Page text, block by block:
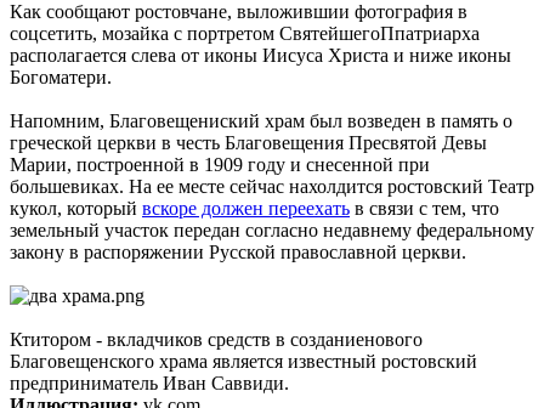
Как сообщают ростовчане, выложившии фотография в
соцсетить, мозайка с портретом СвятейшегоПпатриарха
располагается слева от иконы Иисуса Христа и ниже иконы
Богоматери.
Напомним, Благовещениский храм был возведен в память о
греческой церкви в честь Благовещения Пресвятой Девы
Марии, построенной в 1909 году и снесенной при
большевиках. На ее месте сейчас нахолдится ростовский Театр
кукол, который вскоре должен переехать в связи с тем, что
земельный участок передан согласно недавнему федеральному
закону в распоряжении Русской православной церкви.
Ктитором - вкладчиков средств в созданиенового
Благовещенского храма является известный ростовский
предприниматель Иван Саввиди.